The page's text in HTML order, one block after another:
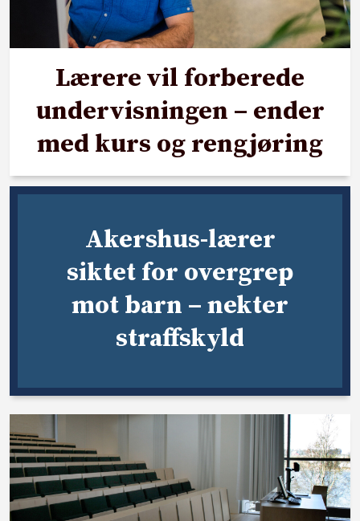
Lærere vil forberede
undervisningen – ender
med kurs og rengjøring
Akershus-lærer
siktet for overgrep
mot barn – nekter
straffskyld